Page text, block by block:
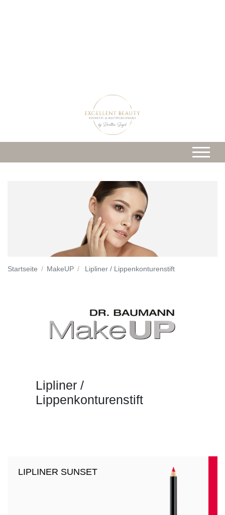
Startseite MakeUP Lipliner / Lippenkonturenstift
Lipliner /
Lippenkonturenstift
LIPLINER SUNSET